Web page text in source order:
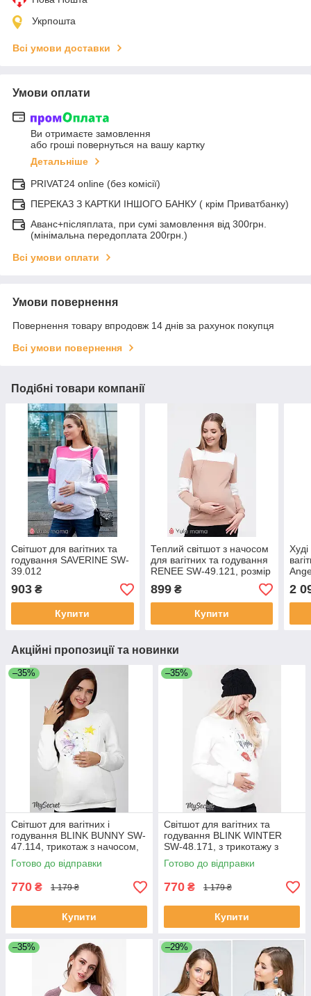
Укрпошта
Всі умови доставки
Умови оплати
Ви отримаєте замовлення
або гроші повернуться на вашу картку
Детальніше
PRIVAT24 online (без комісії)
ПЕРЕКАЗ З КАРТКИ ІНШОГО БАНКУ ( крім Приватбанку)
Аванс+післяплата, при сумі замовлення від 300грн.
(мінімальна передоплата 200грн.)
Всі умови оплати
Умови повернення
Повернення товару впродовж 14 днів за рахунок покупця
Всі умови повернення
Подібні товари компанії
Світшот для вагітних та
годування SAVERINE SW-
39.012
903 ₴
Купити
Теплий світшот з начосом
для вагітних та годування
RENEE SW-49.121, розмір
899₴
Купити
2
Акційні пропозиції та новинки
–35%
Світшот для вагітних і
годування BLINK BUNNY SW-
47.114, трикотаж з начосом,
молочний
Готово до відправки
770 ₴ 1 179 ₴
Купити
–35%
Світшот для вагітних та
годування BLINK WINTER
SW-48.171, з трикотажу з
начосом, молочний L
Готово до відправки
770 ₴ 1 179 ₴
Купити
–35% –29%